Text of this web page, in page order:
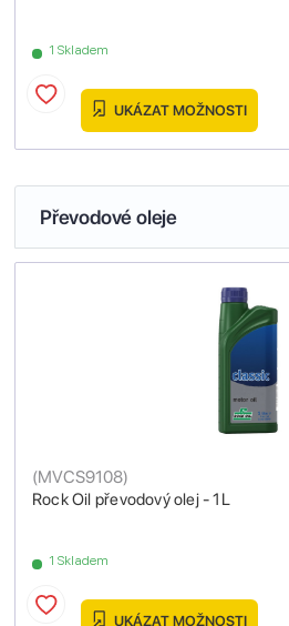
1 Skladem
UKÁZAT MOŽNOSTI
Převodové oleje
Rock Oil převodový olej - 1L
(MVCS9108)
1 Skladem
UKÁZAT MOŽNOSTI